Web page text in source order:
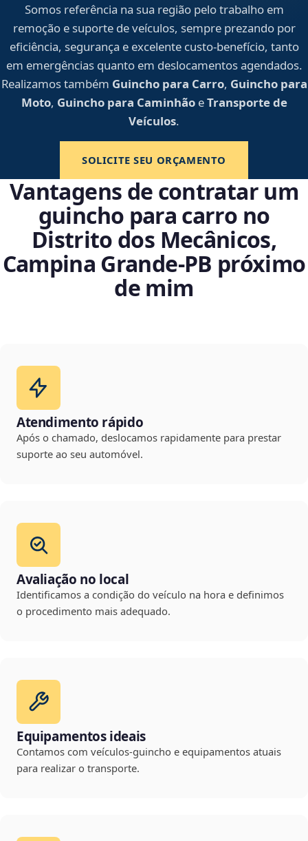
Somos referência na sua região pelo trabalho em
remoção e suporte de veículos, sempre prezando por
eficiência, segurança e excelente custo-benefício, tanto
em emergências quanto em deslocamentos agendados.
Realizamos também Guincho para Carro, Guincho para
Moto, Guincho para CaminhãoeTransporte de
Veículos.
SOLICITE SEU ORÇAMENTO
Vantagens de contratar um
guincho para carro no
Distrito dos Mecânicos,
Campina Grande‑PB próximo
de mim
Atendimento rápido
Após o chamado, deslocamos rapidamente para prestar
suporte ao seu automóvel.
Avaliação no local
Identificamos a condição do veículo na hora e definimos
o procedimento mais adequado.
Equipamentos ideais
Contamos com veículos-guincho e equipamentos atuais
para realizar o transporte.